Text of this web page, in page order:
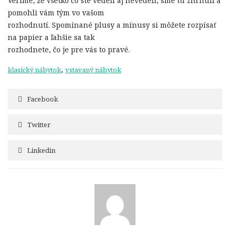
pomohli vám tým vo vašom
rozhodnutí. Spomínané plusy a mínusy si môžete rozpísať
na papier a ľahšie sa tak
rozhodnete, čo je pre vás to pravé.
klasický nábytok, vstavaný nábytok
Facebook
Twitter
Linkedin